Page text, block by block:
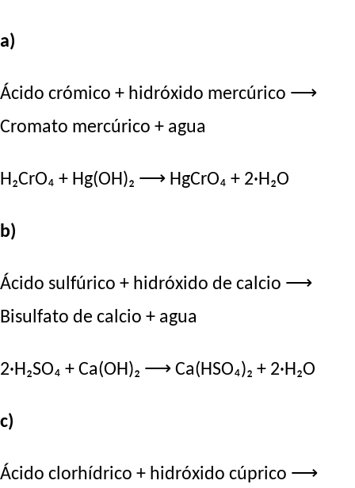
a)
Ácido crómico + hidróxido mercúrico ⟶
Cromato mercúrico + agua
H₂CrO₄ + Hg(OH)₂ ⟶ HgCrO₄ + 2·H₂O
b)
Ácido sulfúrico + hidróxido de calcio ⟶
Bisulfato de calcio + agua
2·H₂SO₄ + Ca(OH)₂ ⟶ Ca(HSO₄)₂ + 2·H₂O
c)
Ácido clorhídrico + hidróxido cúprico ⟶